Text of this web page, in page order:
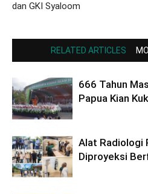
dan GKI Syaloom
RELATED ARTICLES
666 Tahun
Papua Kian
Alat Radiologi
Diproyeksi